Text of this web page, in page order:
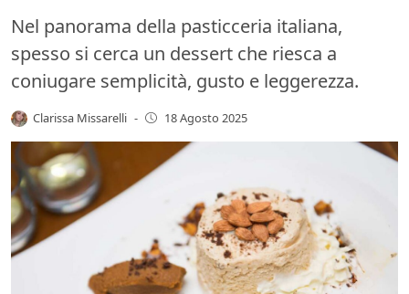
Nel panorama della pasticceria italiana,
spesso si cerca un dessert che riesca a
coniugare semplicità, gusto e leggerezza.
Clarissa Missarelli - 18 Agosto 2025